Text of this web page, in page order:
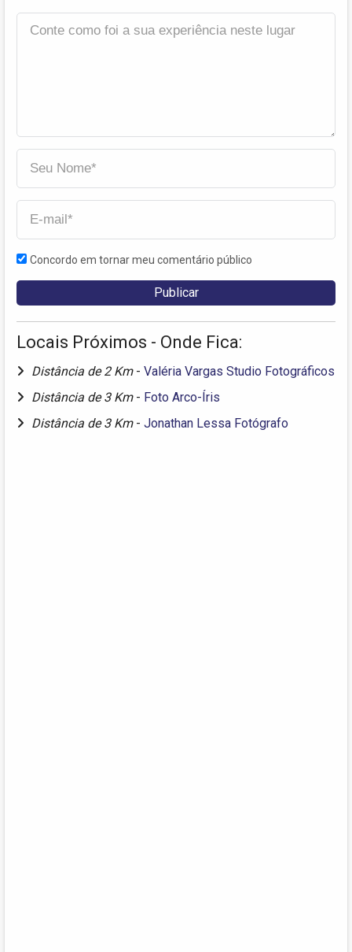
Concordo em tornar meu comentário público
Locais Próximos - Onde Fica:
Distância de 2 Km - Valéria Vargas Studio Fotográficos
Distância de 3 Km - Foto Arco-Íris
Distância de 3 Km - Jonathan Lessa Fotógrafo